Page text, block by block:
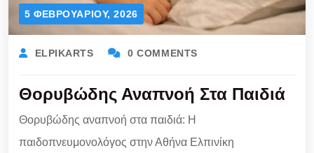
5 ΦΕΒΡΟΥΑΡΊΟΥ, 2026
ELPIKARTS 0 COMMENTS
Θορυβώδης Αναπνοή Στα Παιδιά
Θορυβώδης αναπνοή στα παιδιά: Η
παιδοπνευμονολόγος στην Αθήνα Ελπινίκη